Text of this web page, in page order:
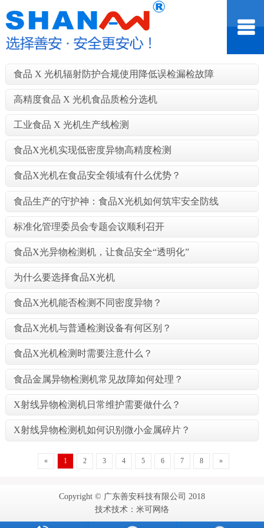
食品 X 光机辐射防护合规使用降低误检漏检故障
高精度食品 X 光机食品质检分选机
工业食品 X 光机生产线检测
食品X光机实现低密度异物高精度检测
食品X光机在食品安全领域有什么优势？
食品生产的守护神：食品X光机如何筑牢安全防线
标准化管理委员会专题会议顺利召开
食品X光异物检测机，让食品安全“透明化”
为什么要选择食品X光机
食品X光机能否检测不同密度异物？
食品X光机与普通检测设备有何区别？
食品X光机检测时需要注意什么？
食品金属异物检测机常见故障如何处理？
X射线异物检测机日常维护需要做什么？
X射线异物检测机如何识别微小金属碎片？
« 1 2 3 4 5 6 7 8 »
Copyright © 广东善安科技有限公司 2018
技术技术：米可网络